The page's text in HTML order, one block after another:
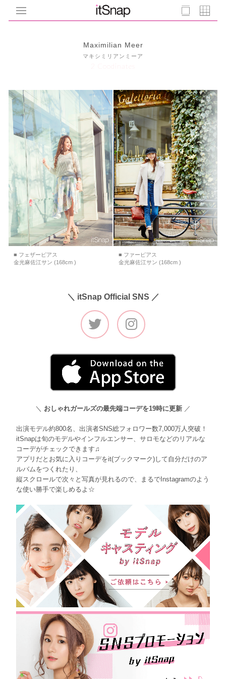
Maximilian Meer
マキシミリアンミーア
2 Coodinates
■ フェザーピアス
金光麻佐江サン (168cm )
■ ファーピアス
金光麻佐江サン (168cm )
＼ itSnap Official SNS ／
＼ おしゃれガールズの最先端コーデを19時に更新 ／
出演モデル約800名、出演者SNS総フォロワー数7,000万人突破！
itSnapは旬のモデルやインフルエンサー、サロモなどのリアルな
コーデがチェックできます♫
アプリだとお気に入りコーデをit(ブックマーク)して自分だけのア
ルバムをつくれたり、
縦スクロールで次々と写真が見れるので、まるでInstagramのよう
な使い勝手で楽しめるよ☆